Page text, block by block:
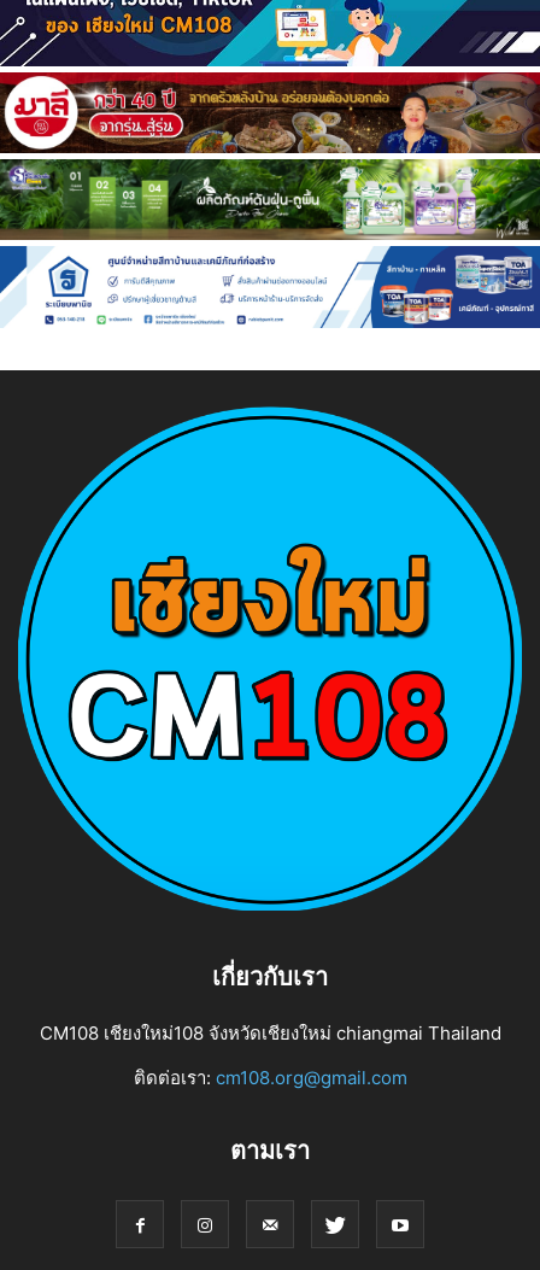
เกี่ยวกับเรา
CM108 เชียงใหม่108 จังหวัดเชียงใหม่ chiangmai Thailand
ติดต่อเรา: cm108.org@gmail.com
ตามเรา